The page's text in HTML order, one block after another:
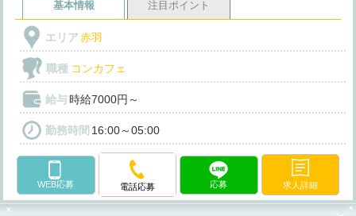
基本情報 注目ポイント
エリア赤羽
職種 コンカフェ
給与時給7000円～
勤務時間 16:00～05:00
WEB応募 電話応募 応募 求人詳細